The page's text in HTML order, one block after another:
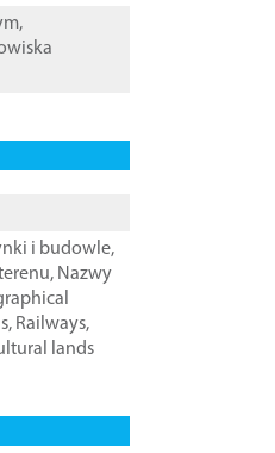
i budowle,
, Nazwy
, Railways,
lands